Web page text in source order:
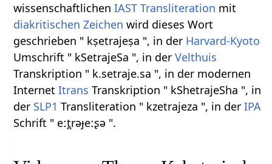
wissenschaftlichenIAST Transliteration mit
diakritischen Zeichen wird dieses Wort
geschrieben " kṣetrajeṣa ", in der Harvard-Kyoto
Umschrift " kSetrajeSa ", in derVelthuis
Transkription " k.setraje.sa ", in der modernen
InternetItrans Transkription " kShetrajeSha ", in
der SLP1 Transliteration " kzetrajeza ", in derIPA
Schrift " eːt̪rəɟeːʂə ".